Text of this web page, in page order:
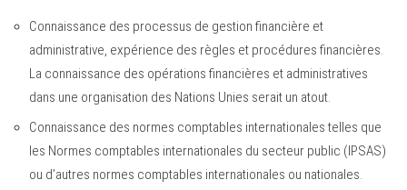
Connaissance des processus de gestion financière et
administrative, expérience des règles et procédures financières.
La connaissance des opérations financières et administratives
dans une organisation des Nations Unies serait un atout.
Connaissance des normes comptables internationales telles que
les Normes comptables internationales du secteur public (IPSAS)
ou d’autres normes comptables internationales ou nationales.